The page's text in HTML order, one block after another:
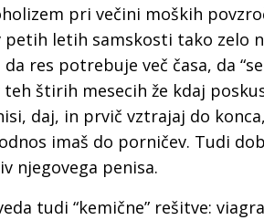
pri večini moških
petih letih samskosti tako zelo
res potrebuje več časa, da
teh štirih mesecih že kdaj
daj, in prvič vztrajaj do
imaš do porničev. Tudi
njegovega penisa.
tudi “kemične” rešitve: